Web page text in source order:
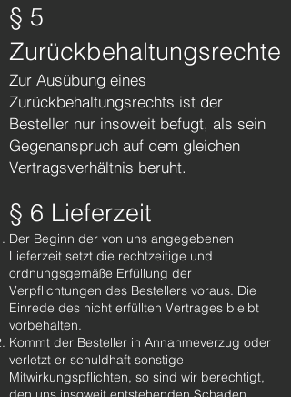
§ 5
Zurückbehaltungsrechte
Zur Ausübung eines
Zurückbehaltungsrechts ist der
Besteller nur insoweit befugt, als sein
Gegenanspruch auf dem gleichen
Vertragsverhältnis beruht.
§ 6 Lieferzeit
Der Beginn der von uns angegebenen
Lieferzeit setzt die rechtzeitige und
ordnungsgemäße Erfüllung der
Verpflichtungen des Bestellers voraus. Die
Einrede des nicht erfüllten Vertrages bleibt
vorbehalten.
Kommt der Besteller in Annahmeverzug oder
verletzt er schuldhaft sonstige
Mitwirkungspflichten, so sind wir berechtigt,